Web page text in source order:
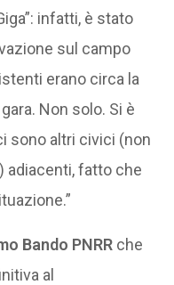
infatti, è stato
sul campo
erano circa la
Non solo. Si è
sono altri civici (non
adiacenti, fatto che
Bando PNRR che
al